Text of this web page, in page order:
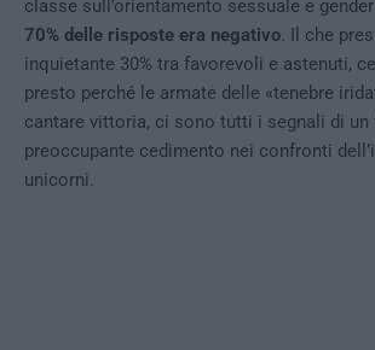
classe sull’orientamento sessuale e
70% delle risposte era negativo. Il che
inquietante 30% tra favorevoli e astenuti,
presto perché le armate delle «tenebre
cantare vittoria, ci sono tutti i segnali di un
preoccupante cedimento nei confronti
unicorni.